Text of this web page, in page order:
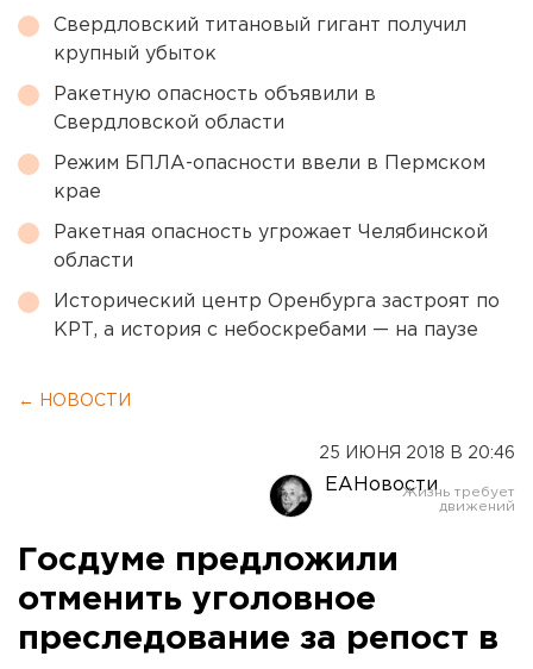
Свердловский титановый гигант получил
крупный убыток
Ракетную опасность объявили в
Свердловской области
Режим БПЛА-опасности ввели в Пермском
крае
Ракетная опасность угрожает Челябинской
области
Исторический центр Оренбурга застроят по
КРТ, а история с небоскребами — на паузе
← НОВОСТИ
25 ИЮНЯ 2018 В 20:46
ЕАНовости
Госдуме предложили
отменить уголовное
преследование за репост в